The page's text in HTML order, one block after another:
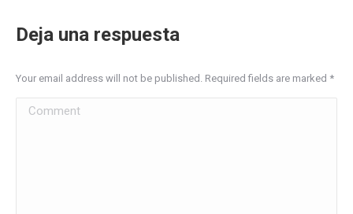
Deja una respuesta
Your email address will not be published. Required fields are marked *
Comment